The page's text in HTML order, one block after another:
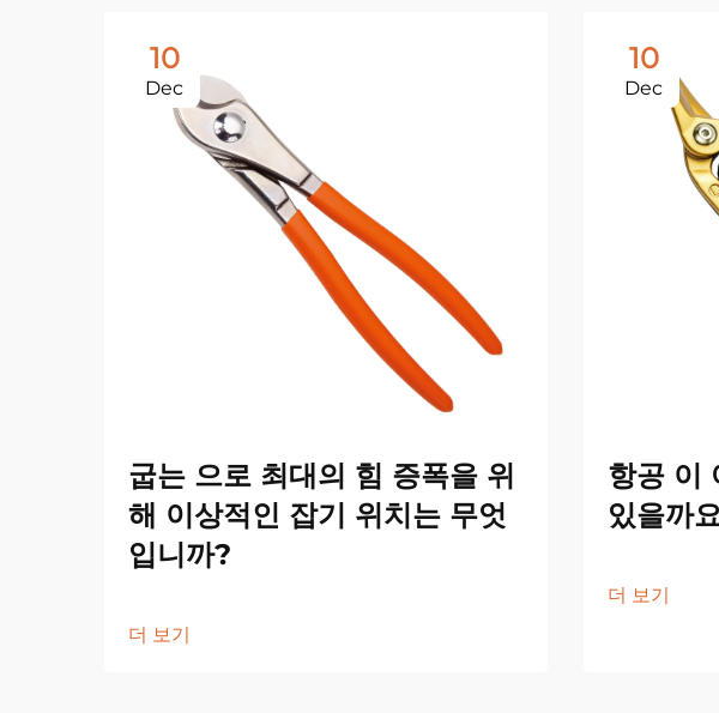
10
Dec
굽는 으로 최대의 힘 증폭을 위
해 이상적인 잡기 위치는 무엇
입니까?
더 보기
10
Dec
항공 이
있을까
더 보기